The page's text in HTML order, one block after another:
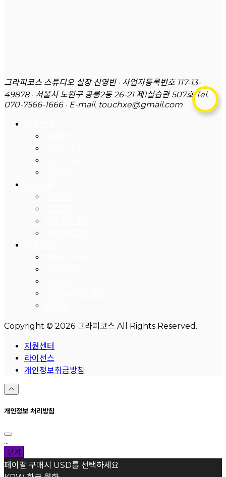
그라피코스 스튜디오 실장 신영빈 · 사업자등록번호 117-13-
49878 · 서울시 노원구 공릉2동 26-21 제1실습관 507호 Tel.
070-7566-1666 · E-mail. touchxe@gmail.com
Copyright © 2026 그라피코스 All Rights Reserved.
지원센터
라이선스
개인정보취급방침
개인정보 처리방침
...
닫기
페이팔 구매시 USD를 선택하세요